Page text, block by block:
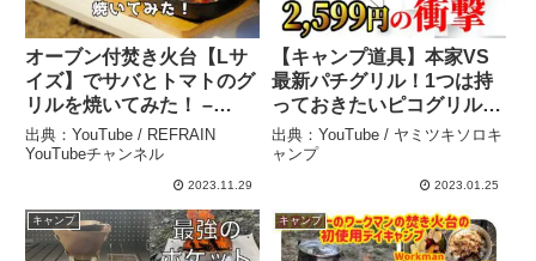
オーブン付焚き火台【Lサ
イズ】でサバとトマトのグ
リルを焼いてみた！ –
REFRAIN YouTubeチャン
ネル
出典：YouTube / REFRAIN
YouTubeチャンネル
2023.11.29
【キャンプ道具】本家VS
最新パチグリル！1つは持
っておきたいピコグリルタ
イプ焚き火台の決定版！
【TokyoCamp
wolfyokoutdoors 】 – ヤ
出典：YouTube / ヤミツキソロキ
ャンプ
2023.01.25
キャンプ キャンプ